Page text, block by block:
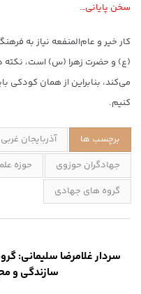
سخن پایانی…
کار خیر و عام‌المنفعه نیاز به
(ع) و حضرت زهرا (س) است، نکته
می‌کند، بنابراین از همان کودکی
کنیم.
برچسب ها آذربایجان غربی
جهادگران حوزوی
حوزه
گروه های جهادی
سردار غلامرضا سلیمانی:
سازندگی و